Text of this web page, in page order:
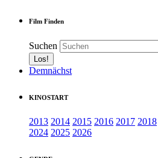
Film Finden
Suchen
Demnächst
KINOSTART
2013 2014 2015 2016 2017 2018
2024 2025 2026